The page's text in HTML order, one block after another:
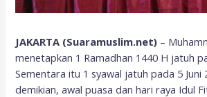
JAKARTA (Suaramuslim.net) –
menetapkan 1 Ramadhan 1440 H jatuh
Sementara itu 1 syawal jatuh pada 5 Juni
demikian, awal puasa dan hari raya Idul